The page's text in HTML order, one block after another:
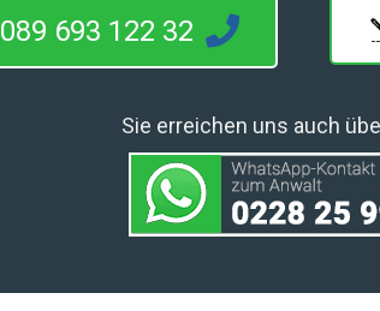
089 693 122 32
Sie erreichen uns auch